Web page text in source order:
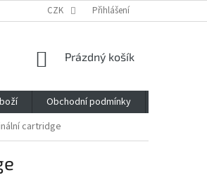
CZK Přihlášení
NÁKUPNÍ
Prázdný košík
Obchodní podmínky
cartridge